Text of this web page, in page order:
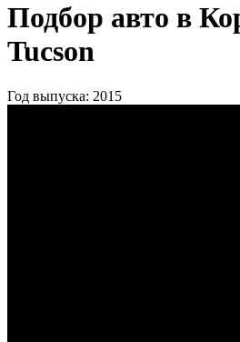
Подбор авто в
Tucson
Год выпуска: 2015